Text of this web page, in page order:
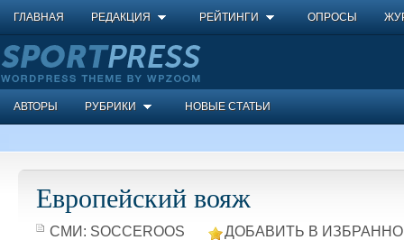
ГЛАВНАЯ РЕДАКЦИЯ РЕЙТИНГИ ОПРОСЫ
АВТОРЫ РУБРИКИ НОВЫЕ СТАТЬИ
Европейский вояж
СМИ: SOCCEROOS ДОБАВИТЬ В